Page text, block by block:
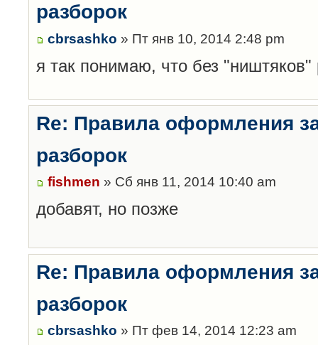
разборок
cbrsashko » Пт янв 10, 2014 2:48 pm
я так понимаю, что без "ништяков"
Re: Правила оформления
разборок
fishmen » Сб янв 11, 2014 10:40 am
добавят, но позже
Re: Правила оформления
разборок
cbrsashko » Пт фев 14, 2014 12:23 am